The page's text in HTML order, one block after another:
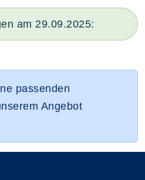
am 29.09.2025:
passenden
Angebot